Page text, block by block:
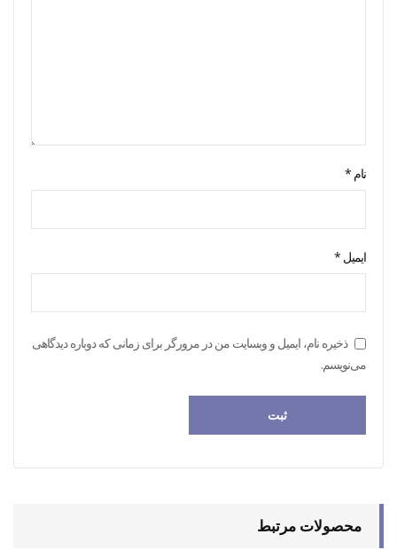
نام *
ایمیل *
ذخیره نام، ایمیل و وبسایت من در مرورگر برای زمانی که دوباره دیدگاهی
می‌نویسم.
محصولات مرتبط